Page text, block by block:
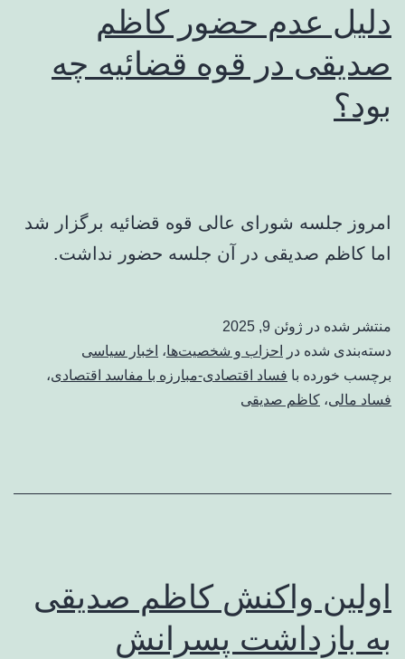
دلیل عدم حضور کاظم
صدیقی در قوه قضائیه چه
بود؟
امروز جلسه شورای عالی قوه قضائیه برگزار شد
اما کاظم صدیقی در آن جلسه حضور نداشت.
منتشر شده در ژوئن 9, 2025
دسته‌بندی شده در
احزاب و شخصیت‌ها، اخبار سیاسی
برچسب خورده با فساد اقتصادی-مبارزه با مفاسد اقتصادی،
فساد مالی، کاظم صدیقی
اولین واکنش کاظم صدیقی
به بازداشت پسرانش